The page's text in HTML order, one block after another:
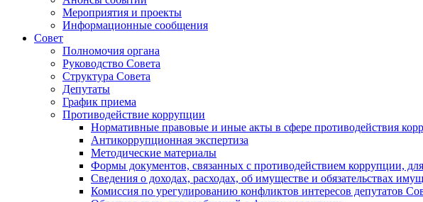
Мероприятия и проекты
Информационные сообщения
Совет
Полномочия органа
Руководство Совета
Структура Совета
Депутаты
График приема
Противодействие коррупции
Нормативные правовые и иные акты в сфере противодействия
Антикоррупционная экспертиза
Методические материалы
Формы документов, связанных с противодействием коррупции,
Сведения о доходах, расходах, об имуществе и обязательствах
Комиссия по урегулированию конфликтов интересов депутатов